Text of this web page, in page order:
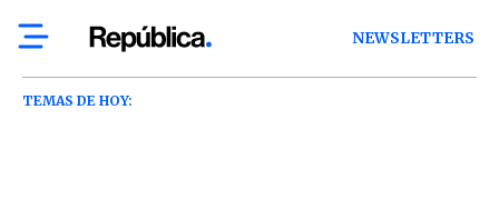
NEWSLETTERS
TEMAS DE HOY: